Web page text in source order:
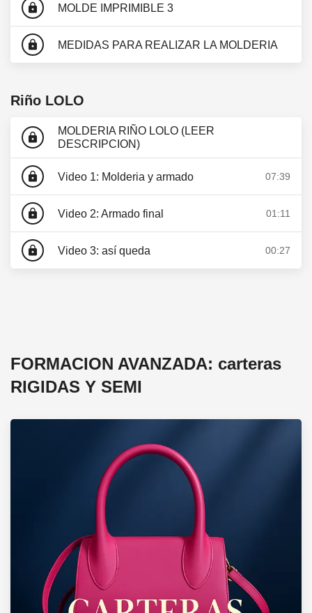
lock MOLDE IMPRIMIBLE 3
lock MEDIDAS PARA REALIZAR LA MOLDERIA
Riño LOLO
lock
MOLDERIA RIÑO LOLO (LEER
DESCRIPCION)
lock Video 1: Molderia y armado 07:39
lock Video 2: Armado final 01:11
lock Video 3: así queda 00:27
FORMACION AVANZADA: carteras
RIGIDAS Y SEMI